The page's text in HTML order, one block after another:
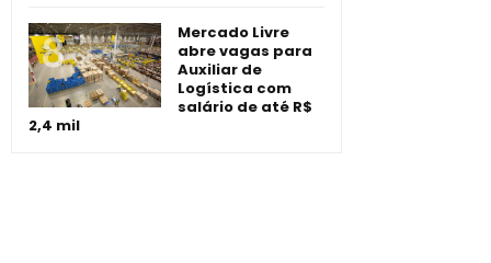
Mercado Livre
abre vagas para
Auxiliar de
Logística com
salário de até R$
2,4 mil